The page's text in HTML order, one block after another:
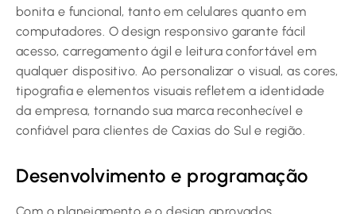
bonita e funcional, tanto em celulares quanto em
computadores. O design responsivo garante fácil
acesso, carregamento ágil e leitura confortável em
qualquer dispositivo. Ao personalizar o visual, as cores,
tipografia e elementos visuais refletem a identidade
da empresa, tornando sua marca reconhecível e
confiável para clientes de Caxias do Sul e região.
Desenvolvimento e programação